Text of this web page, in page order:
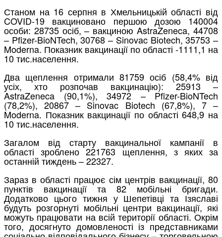
Станом на 16 серпня в Хмельницькій області від
COVID-19 вакциновано першою дозою 140004
особи: 28735 осіб, – вакциною AstraZeneca, 44708
– Pfizer-BioNTech, 30768 – Sinovac Biotech, 35753 –
Moderna. Показник вакцинації по області -1111,1 на
10 тис.населення.
Два щеплення отримали 81759 осіб (58,4% від
усіх, хто розпочав вакцинацію): 25913 –
AstraZeneca (90,1%), 34972 – Pfizer-BioNTech
(78,2%), 20867 – Sinovac Biotech (67,8%), 7 –
Moderna. Показник вакцинації по області 648,9 на
10 тис.населення.
Загалом від старту вакцинальної кампанії в
області зроблено 221763 щеплення, з яких за
останній тиждень – 22327.
Зараз в області працює сім центрів вакцинації, 80
пунктів вакцинації та 82 мобільні бригади.
Додатково цього тижня у Шепетівці та Ізяславі
будуть розгорнуті мобільні центри вакцинації, які
можуть працювати на всій території області. Окрім
того, досягнуто домовленості із представниками